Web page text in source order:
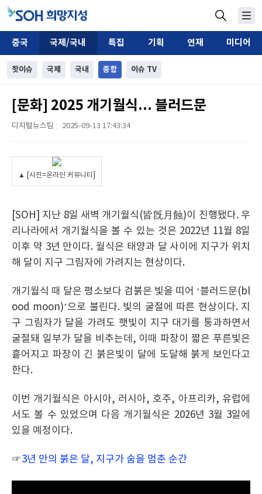
중국 국제/국내 특집 기획 연재 미디어
핫이슈 국제 국내 종합 이슈 TV
[문화] 2025 개기월식... 블러드문
디지털뉴스팀 2025-09-13 17:43:34
▲ [사진=온라인 커뮤니티]
[SOH] 지난 8일 새벽 개기월식(皆旣月蝕)이 진행됐다. 우
리나라에서 개기월식을 볼 수 있는 것은 2022년 11월 8일
이후 약 3년 만이다. 월식은 태양과 달 사이에 지구가 위치
해 달이 지구 그림자에 가려지는 현상이다.
개기월식 때 달은 평소보다 검붉은 빛을 띠어 ‘블러드문(bl
ood moon)’으로 불린다. 빛의 굴절에 따른 현상이다. 지
구 그림자가 달을 가려도 햇빛이 지구 대기를 통과하면서
굴절돼 일부가 달을 비추는데, 이때 파장이 짧은 푸른빛은
흩어지고 파장이 긴 붉은빛이 달에 도달해 붉게 보인다고
한다.
이번 개기월식은 아시아, 러시아, 호주, 아프리카, 유럽에
서도 볼 수 있었으며 다음 개기월식은 2026년 3월 3일에
있을 예정이다.
☞3년 만의 붉은 달, 지구가 숨을 멈춘 순간